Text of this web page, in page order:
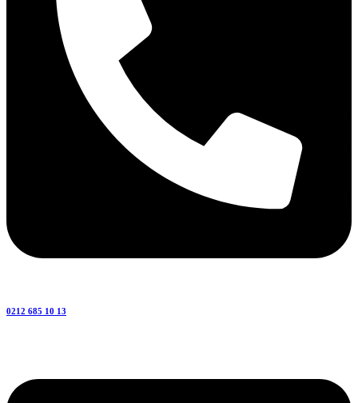
0212 685 10 13